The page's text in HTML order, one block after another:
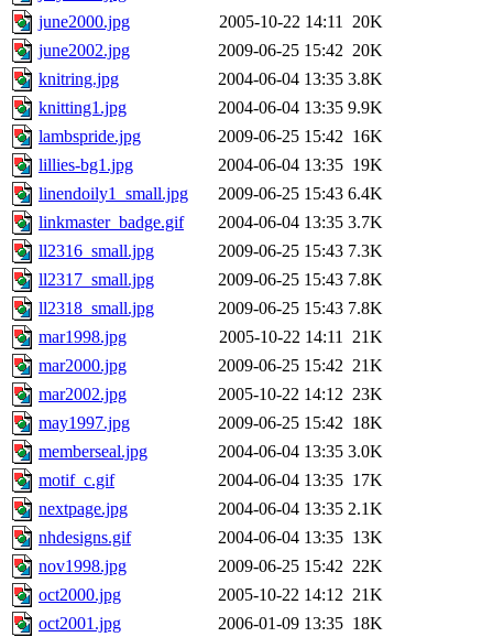
june2000.jpg
2005-10-22 14:11 20K
june2002.jpg
2009-06-25 15:42 20K
knitring.jpg
2004-06-04 13:35 3.8K
knitting1.jpg
2004-06-04 13:35 9.9K
lambspride.jpg
2009-06-25 15:42 16K
lillies-bg1.jpg
2004-06-04 13:35 19K
linendoily1_small.jpg
2009-06-25 15:43 6.4K
linkmaster_badge.gif
2004-06-04 13:35 3.7K
ll2316_small.jpg
2009-06-25 15:43 7.3K
ll2317_small.jpg
2009-06-25 15:43 7.8K
ll2318_small.jpg
2009-06-25 15:43 7.8K
mar1998.jpg
2005-10-22 14:11 21K
mar2000.jpg
2009-06-25 15:42 21K
mar2002.jpg
2005-10-22 14:12 23K
may1997.jpg
2009-06-25 15:42 18K
memberseal.jpg
2004-06-04 13:35 3.0K
motif_c.gif
2004-06-04 13:35 17K
nextpage.jpg
2004-06-04 13:35 2.1K
nhdesigns.gif
2004-06-04 13:35 13K
nov1998.jpg
2009-06-25 15:42 22K
oct2000.jpg
2005-10-22 14:12 21K
oct2001.jpg
2006-01-09 13:35 18K